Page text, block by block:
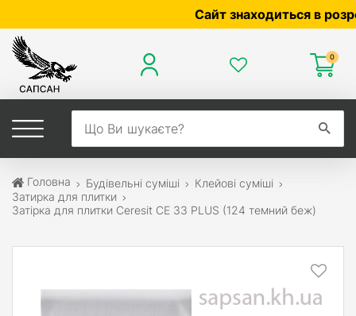
Сайт знаходиться в
0
Головна Будівельні суміші
Клейові суміші
Затирка для плитки
Затірка для плитки Ceresit СЕ 33 PLUS (124 темний беж)